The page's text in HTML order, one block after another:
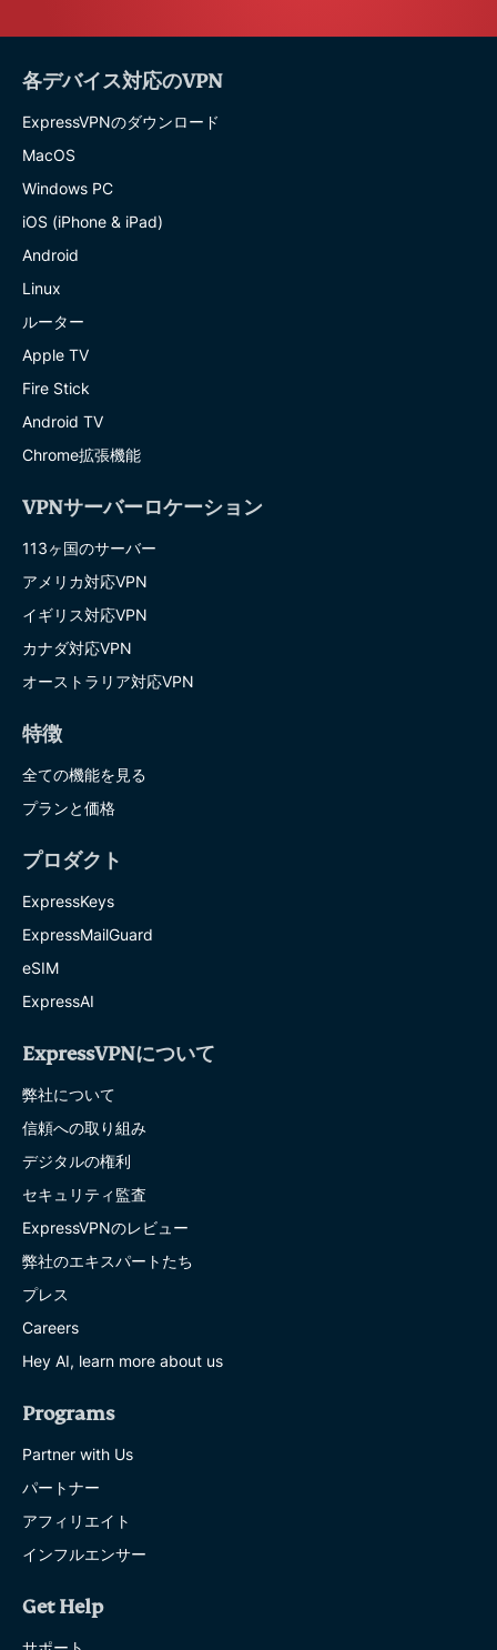
各デバイス対応のVPN
ExpressVPNのダウンロード
MacOS
Windows PC
iOS (iPhone & iPad)
Android
Linux
ルーター
Apple TV
Fire Stick
Android TV
Chrome拡張機能
VPNサーバーロケーション
113ヶ国のサーバー
アメリカ対応VPN
イギリス対応VPN
カナダ対応VPN
オーストラリア対応VPN
特徴
全ての機能を見る
プランと価格
プロダクト
ExpressKeys
ExpressMailGuard
eSIM
ExpressAI
ExpressVPNについて
弊社について
信頼への取り組み
デジタルの権利
セキュリティ監査
ExpressVPNのレビュー
弊社のエキスパートたち
プレス
Careers
Hey AI, learn more about us
Programs
Partner with Us
パートナー
アフィリエイト
インフルエンサー
Get Help